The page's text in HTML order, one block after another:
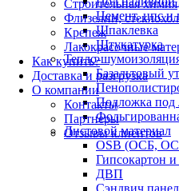
Строительная химия
Флизелин,
Крепеж
Лакокрасочные
Как купить?
Доставка и разгрузка
О компании
Контакты
Партнеры
Отзывы клиентов
Цемент, цпс и
Шпаклевка
Штукатурка
Тепло-
Базальтовый
Подложка под
Листовой материал
OSB (ОСБ,
ДВП
Сэндвич